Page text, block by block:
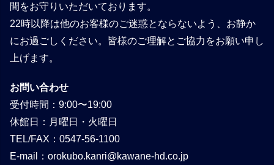
間をお守りいただいております。
22時以降は他のお客様のご迷惑とならないよう、お静か
にお過ごしください。皆様のご理解とご協力をお願い申し
上げます。
お問い合わせ
受付時間：9:00〜19:00
休館日：月曜日・火曜日
TEL/FAX：0547-56-1100
E-mail： orokubo.kanri@kawane-hd.co.jp